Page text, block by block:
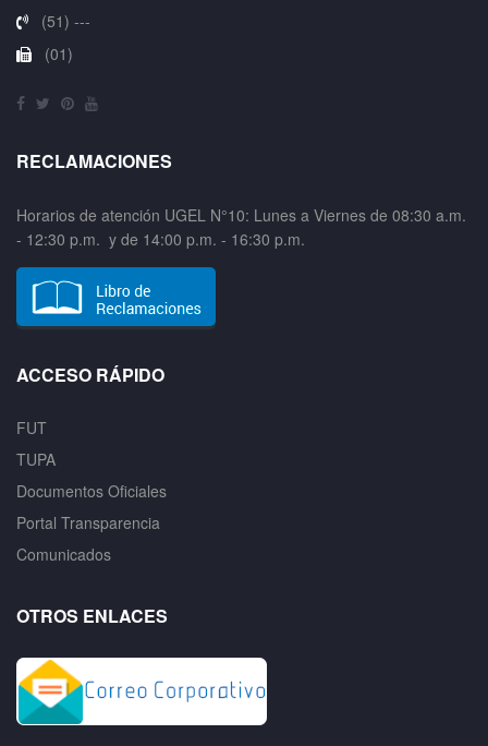
(51) ---
(01)
RECLAMACIONES
Horarios de atención UGEL N°10: Lunes a Viernes de 08:30 a.m.
- 12:30 p.m. y de 14:00 p.m. - 16:30 p.m.
ACCESO RÁPIDO
FUT
TUPA
Documentos Oficiales
Portal Transparencia
Comunicados
OTROS ENLACES